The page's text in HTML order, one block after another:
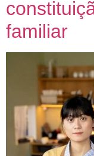
familiar